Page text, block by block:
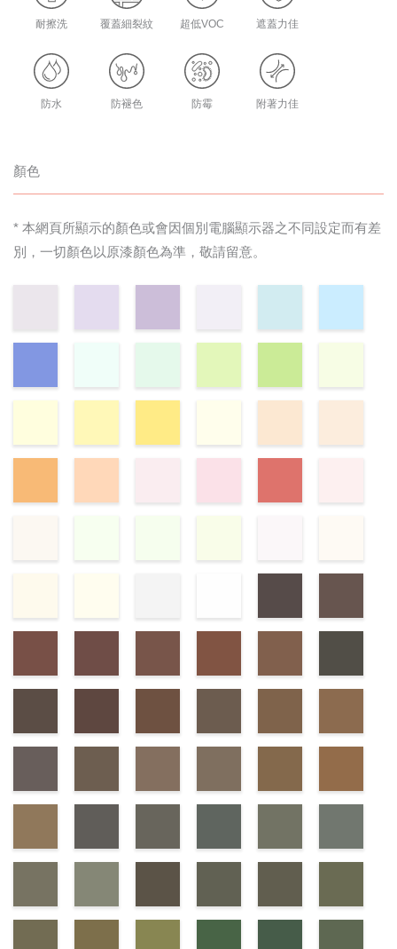
耐擦洗 覆蓋細裂紋 超低VOC 遮蓋力佳
防水 防褪色 防霉 附著力佳
顏色
* 本網頁所顯示的顏色或會因個別電腦顯示器之不同設定而有差
別，一切顏色以原漆顏色為準，敬請留意。